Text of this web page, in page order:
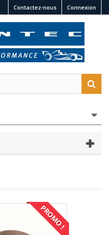
Connexion
Contactez-nous
PROMO !